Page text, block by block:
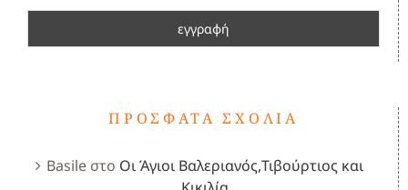
ΠΡΌΣΦΑΤΑ ΣΧΌΛΙΑ
Basileστο Οι Άγιοι Βαλεριανός,Τιβούρτιος και